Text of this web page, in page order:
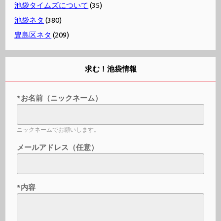
池袋タイムズについて (35)
池袋ネタ (380)
豊島区ネタ (209)
求む！池袋情報
*お名前（ニックネーム）
ニックネームでお願いします。
メールアドレス（任意）
*内容